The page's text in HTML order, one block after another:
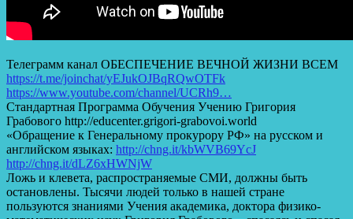
Телеграмм канал ОБЕСПЕЧЕНИЕ ВЕЧНОЙ ЖИЗНИ ВСЕМ
https://t.me/joinchat/yEJukOJBqRQwOTFk
https://www.youtube.com/channel/UCRh9…
Стандартная Программа Обучения Учению Григория
Грабового http://educenter.grigori-grabovoi.world
«Обращение к Генеральному прокурору РФ» на русском и
английском языках: http://chng.it/kbWVB69YcJ
http://chng.it/dLZ6xHWNjW
Ложь и клевета, распространяемые СМИ, должны быть
остановлены. Тысячи людей только в нашей стране
пользуются знаниями Учения академика, доктора физико-